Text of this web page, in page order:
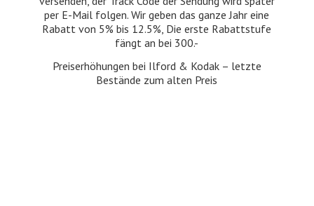
per E-Mail folgen. Wir geben das ganze Jahr eine
Rabatt von 5% bis 12.5%, Die erste Rabattstufe
fängt an bei 300.-
Preiserhöhungen bei Ilford & Kodak – letzte
Bestände zumalten Preis